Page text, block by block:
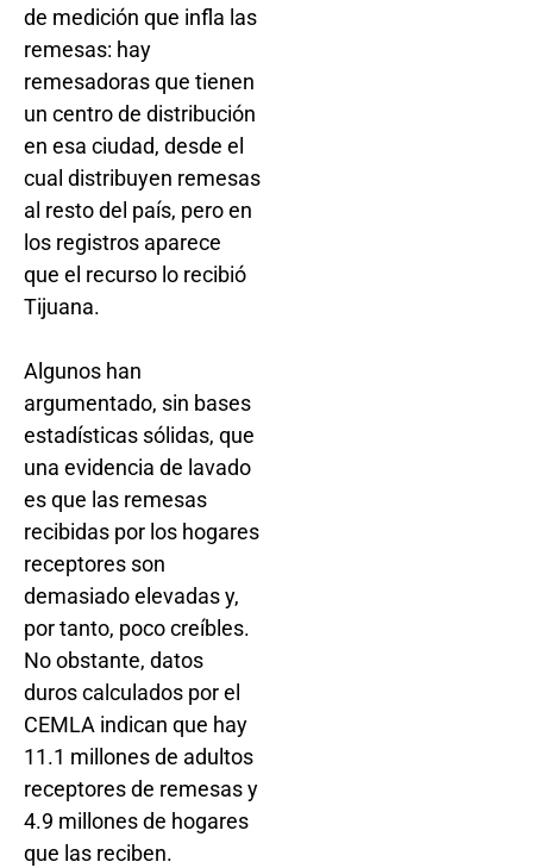
de medición que infla las
remesas: hay
remesadoras que tienen
un centro de distribución
en esa ciudad, desde el
cual distribuyen remesas
al resto del país, pero en
los registros aparece
que el recurso lo recibió
Tijuana.
Algunos han
argumentado, sin bases
estadísticas sólidas, que
una evidencia de lavado
es que las remesas
recibidas por los hogares
receptores son
demasiado elevadas y,
por tanto, poco creíbles.
No obstante, datos
duros calculados por el
CEMLA indican que hay
11.1 millones de adultos
receptores de remesas y
4.9 millones de hogares
que las reciben.